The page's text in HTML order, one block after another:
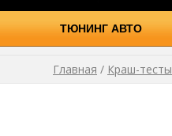
ТЮНИНГ АВТО
Главная / Краш-тесты